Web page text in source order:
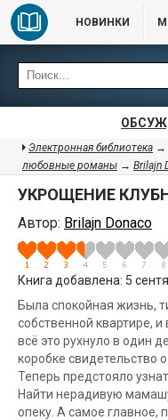
НОВИНКИ
Электронная библиотека →
любовные романы → Brilajn
УКРОЩЕНИЕ
Автор: Brilajn Donaco
Книга добавлена: 5
Была спокойная жизнь,
собственной квартире,
всё это рухнуло в один
коробке свидетельство
Теперь предстояло
Найти нерадивую
опеку. А самое главное,